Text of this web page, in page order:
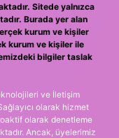
Sitede yalnızca
Burada yer alan
kurum ve kişiler
kurum ve kişiler ile
bilgiler taslak
ve İletişim
olarak hizmet
olarak denetleme
Ancak, üyelerimiz